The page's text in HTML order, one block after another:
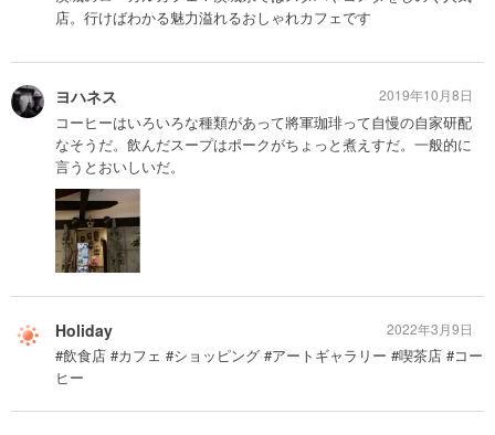
店。行けばわかる魅力溢れるおしゃれカフェです
ヨハネス
コーヒーはいろいろな種類があって將軍珈琲って自慢の自家研配
なそうだ。飲んだスープはポークがちょっと煮えすだ。一般的に
言うとおいしいだ。
2019年10月8日
Holiday
#飲食店 #カフェ #ショッピング #アートギャラリー #喫茶店 #コー
ヒー
2022年3月9日